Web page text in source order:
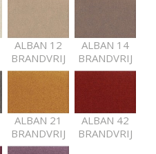
ALBAN 12
BRANDVRIJ
ALBAN 14
BRANDVRIJ
ALBAN 21
BRANDVRIJ
ALBAN 42
BRANDVRIJ